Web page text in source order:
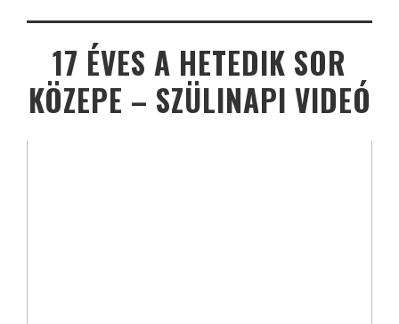
17 ÉVES A HETEDIK SOR
KÖZEPE – SZÜLINAPI VIDEÓ